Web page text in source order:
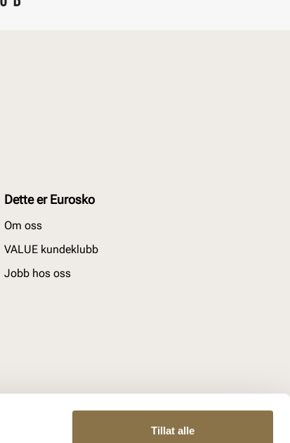
Tillat alle
Dette er Eurosko
Om oss
VALUE kundeklubb
Jobb hos oss